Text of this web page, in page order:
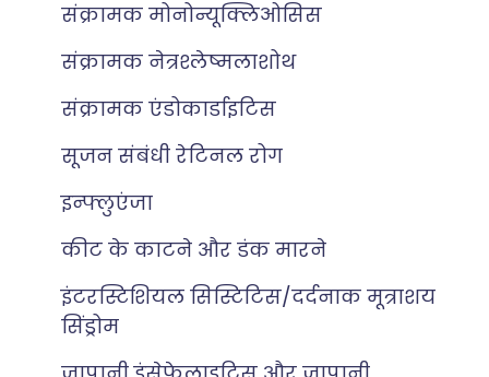
संक्रामक मोनोन्यूक्लिओसिस
संक्रामक नेत्रश्लेष्मलाशोथ
संक्रामक एंडोकार्डाइटिस
सूजन संबंधी रेटिनल रोग
इन्फ्लुएंजा
कीट के काटने और डंक मारने
इंटरस्टिशियल सिस्टिटिस/दर्दनाक मूत्राशय
सिंड्रोम